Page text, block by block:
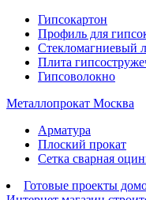
Гипсокартон
Профиль для
Стекломагниевый
Плита
Гипсоволокно
Металлопрокат Москва
Арматура
Плоский прокат
Сетка сварная
Готовые проекты